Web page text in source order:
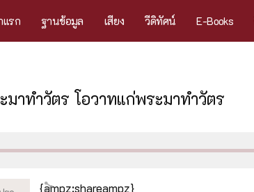
รก ฐานข้อมูล เสียง วีดิทัศน์ E-Books
มาทำวัตร โอวาทแก่พระมาทำวัตร
{ampz:shareampz}